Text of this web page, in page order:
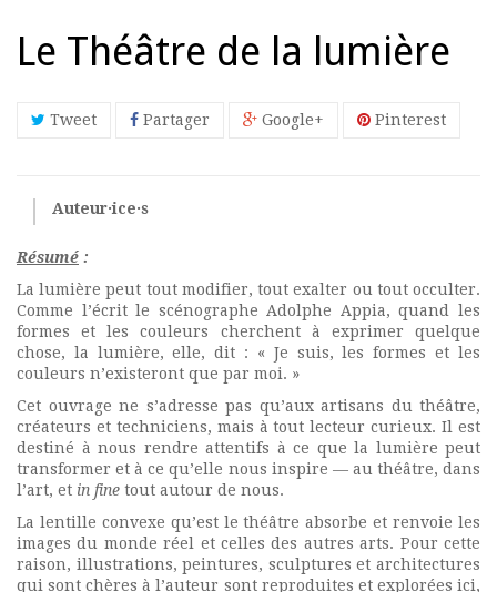
Le Théâtre de la lumière
Tweet Partager Google+ Pinterest
Auteur·ice·s
Résumé :
La lumière peut tout modifier, tout exalter ou tout occulter.
Comme l’écrit le scénographe Adolphe Appia, quand les
formes et les couleurs cherchent à exprimer quelque
chose, la lumière, elle, dit : « Je suis, les formes et les
couleurs n’existeront que par moi. »
Cet ouvrage ne s’adresse pas qu’aux artisans du théâtre,
créateurs et techniciens, mais à tout lecteur curieux. Il est
destiné à nous rendre attentifs à ce que la lumière peut
transformer et à ce qu’elle nous inspire — au théâtre, dans
l’art, et in fine tout autour de nous.
La lentille convexe qu’est le théâtre absorbe et renvoie les
images du monde réel et celles des autres arts. Pour cette
raison, illustrations, peintures, sculptures et architectures
qui sont chères à l’auteur sont reproduites et explorées ici,